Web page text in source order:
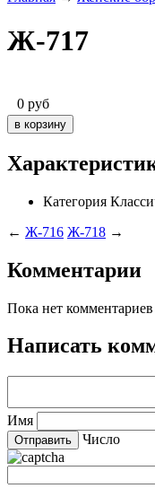
Ж-717
0 руб
Категория
← Ж-716 Ж-718 →
Комментарии
Пока нет комментариев
Написать
Имя
Число